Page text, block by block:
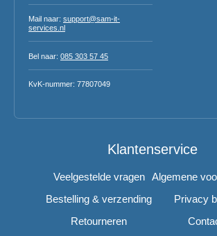
Mail naar: support@sam-it-
services.nl
Bel naar: 085 303 57 45
KvK-nummer: 77807049
Klantenservice
Veelgestelde vragen
Bestelling & verzending
Retourneren
Algemene
Privacy